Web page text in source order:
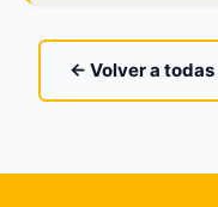
← Volver a